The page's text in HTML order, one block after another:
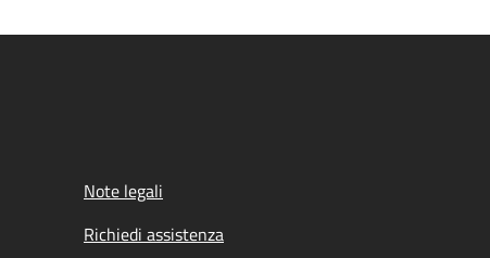
Note legali
Richiedi assistenza